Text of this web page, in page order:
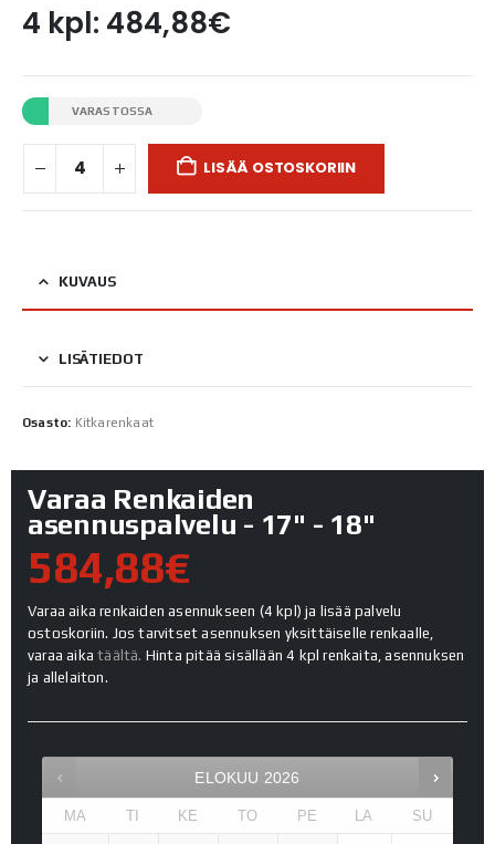
4 kpl: 484,88€
VARASTOSSA
LISÄÄ OSTOSKORIIN
KUVAUS
LISÄTIEDOT
Osasto: Kitkarenkaat
Varaa Renkaiden
asennuspalvelu - 17" - 18"
584,88€
Varaa aika renkaiden asennukseen (4 kpl) ja lisää palvelu
ostoskoriin. Jos tarvitset asennuksen yksittäiselle renkaalle,
varaa aikatäältä. Hinta pitää sisällään 4 kpl renkaita, asennuksen
ja allelaiton.
ELOKUU 2026
MA TI KE TO PE LA SU